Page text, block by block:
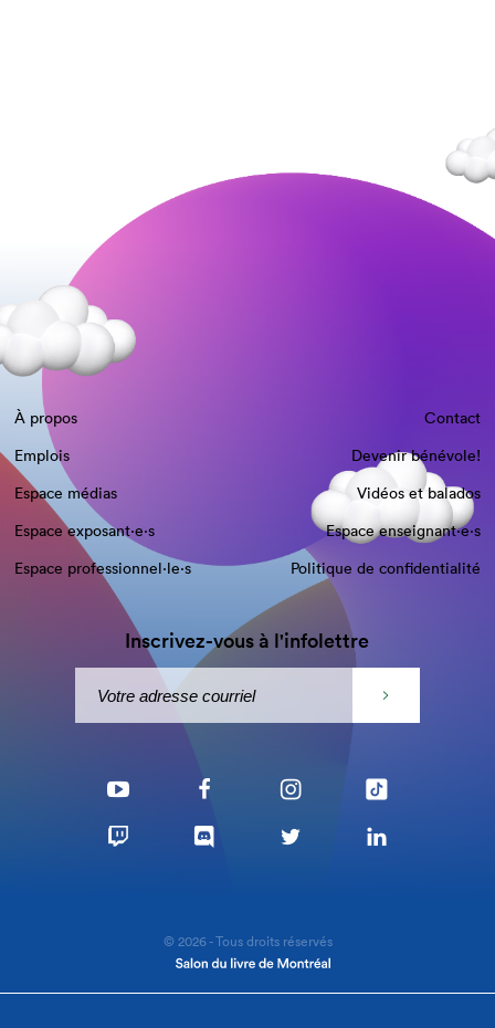
À propos
Contact
Emplois
Devenir bénévole!
Espace médias
Vidéos et balados
Espace exposant·e⋅s
Espace enseignant·e⋅s
Espace professionnel·le⋅s
Politique de confidentialité
Inscrivez-vous à l'infolettre
© 2026 - Tous droits réservés